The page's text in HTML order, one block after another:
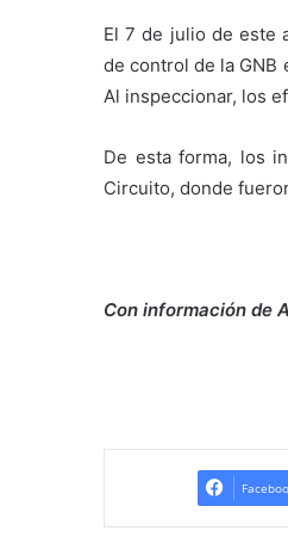
El 7 de julio de este
de control de la
Al inspeccionar, los
De esta forma, los
Circuito, donde
Con información de